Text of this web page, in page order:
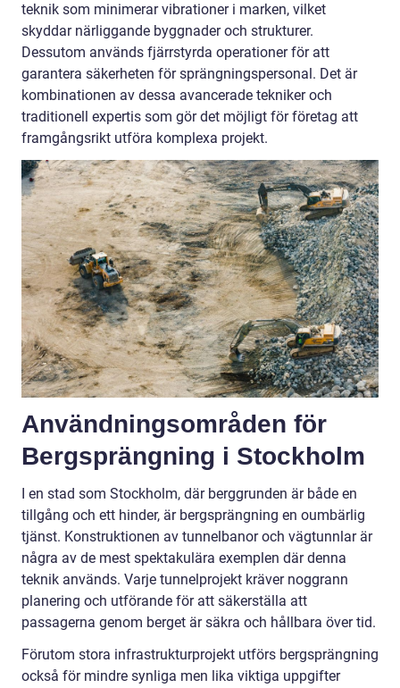
teknik som minimerar vibrationer i marken, vilket
skyddar närliggande byggnader och strukturer.
Dessutom används fjärrstyrda operationer för att
garantera säkerheten för sprängningspersonal. Det är
kombinationen av dessa avancerade tekniker och
traditionell expertis som gör det möjligt för företag att
framgångsrikt utföra komplexa projekt.
Användningsområden för
Bergsprängning i Stockholm
I en stad som Stockholm, där berggrunden är både en
tillgång och ett hinder, är bergsprängning en oumbärlig
tjänst. Konstruktionen av tunnelbanor och vägtunnlar är
några av de mest spektakulära exemplen där denna
teknik används. Varje tunnelprojekt kräver noggrann
planering och utförande för att säkerställa att
passagerna genom berget är säkra och hållbara över tid.
Förutom stora infrastrukturprojekt utförs bergsprängning
också för mindre synliga men lika viktiga uppgifter